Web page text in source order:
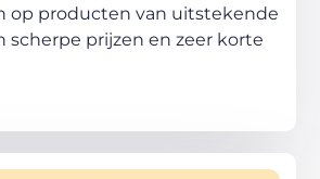
op producten van uitstekende
scherpe prijzen en zeer korte